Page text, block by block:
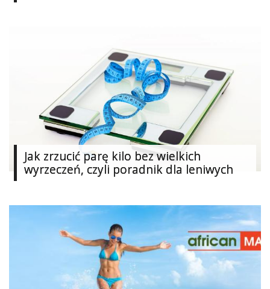
Recenzje
Dodaj
Dodaj
Dodaj
Jak zrzucić parę kilo bez wielkich
wyrzeczeń, czyli poradnik dla leniwych